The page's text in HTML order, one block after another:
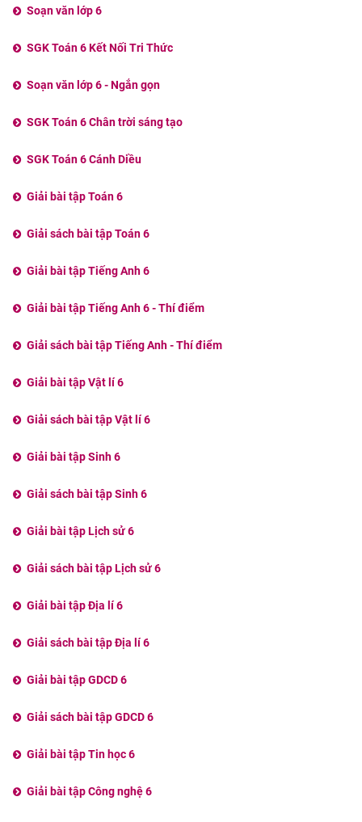
Soạn văn lớp 6
SGK Toán 6 Kết Nối Tri Thức
Soạn văn lớp 6 - Ngắn gọn
SGK Toán 6 Chân trời sáng tạo
SGK Toán 6 Cánh Diều
Giải bài tập Toán 6
Giải sách bài tập Toán 6
Giải bài tập Tiếng Anh 6
Giải bài tập Tiếng Anh 6 - Thí điểm
Giải sách bài tập Tiếng Anh - Thí điểm
Giải bài tập Vật lí 6
Giải sách bài tập Vật lí 6
Giải bài tập Sinh 6
Giải sách bài tập Sinh 6
Giải bài tập Lịch sử 6
Giải sách bài tập Lịch sử 6
Giải bài tập Địa lí 6
Giải sách bài tập Địa lí 6
Giải bài tập GDCD 6
Giải sách bài tập GDCD 6
Giải bài tập Tin học 6
Giải bài tập Công nghệ 6